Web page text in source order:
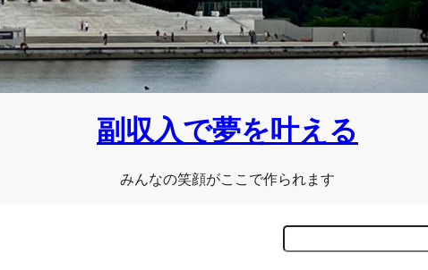
副収入で夢を叶える
みんなの笑顔がここで作られます
C
e